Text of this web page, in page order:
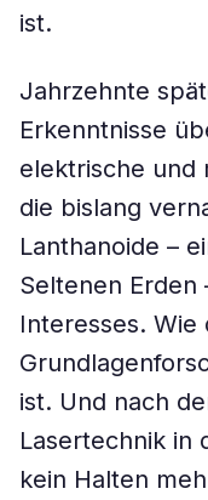
ist.
Jahrzehnte
Erkenntnisse
elektrische und
die bislang
Lanthanoide –
Seltenen Erden
Interesses. Wie
ist. Und nach
Lasertechnik in
kein Halten